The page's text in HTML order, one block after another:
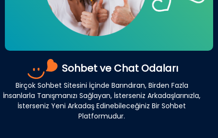
Sohbet ve Chat Odaları
Birçok Sohbet Sitesini İçinde Barındıran, Birden Fazla
İnsanlarla Tanışmanızı Sağlayan, İsterseniz Arkadaşlarınızla,
İsterseniz Yeni Arkadaş Edinebileceğiniz Bir Sohbet
Platformudur.